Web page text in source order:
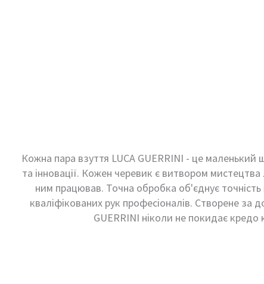
Кожна пара взуття LUCA GUERRINI - це маленький
та інновації. Кожен черевик є витвором
ним працював. Точна обробка об'єднує
кваліфікованих рук професіоналів. Створене за
GUERRINI ніколи не покидає кредо